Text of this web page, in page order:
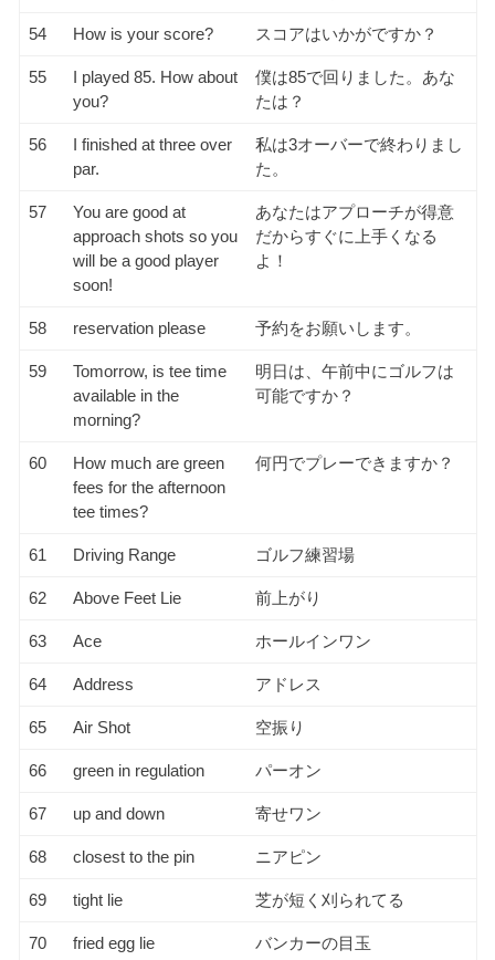
54 How is your score? スコアはいかがですか？
55
I played 85. How about
you?
僕は85で回りました。あな
たは？
56
I finished at three over
par.
私は3オーバーで終わりまし
た。
57
You are good at
approach shots so you
will be a good player
soon!
あなたはアプローチが得意
だからすぐに上手くなる
よ！
58 reservation please 予約をお願いします。
59
Tomorrow, is tee time
available in the
morning?
明日は、午前中にゴルフは
可能ですか？
60
How much are green
fees for the afternoon
tee times?
何円でプレーできますか？
61 Driving Range ゴルフ練習場
62 Above Feet Lie 前上がり
63 Ace ホールインワン
64 Address アドレス
65 Air Shot 空振り
66 green in regulation パーオン
67 up and down 寄せワン
68 closest to the pin ニアピン
69 tight lie 芝が短く刈られてる
70 fried egg lie バンカーの目玉